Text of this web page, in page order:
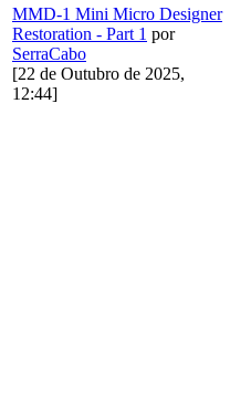
MMD-1 Mini Micro Designer
Restoration - Part 1 por
SerraCabo
[22 de Outubro de 2025,
12:44]